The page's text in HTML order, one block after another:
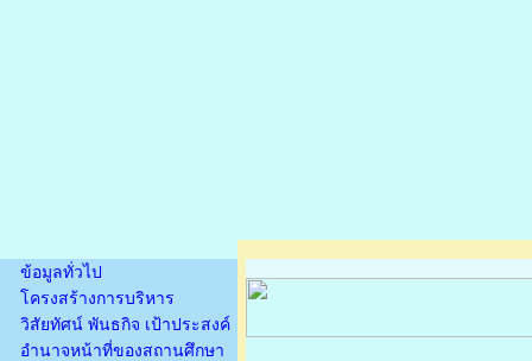
ข้อมูลทั่วไป
โครงสร้างการบริหาร
วิสัยทัศน์ พันธกิจ เป้าประสงค์
อำนาจหน้าที่ของสถานศึกษา